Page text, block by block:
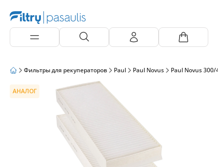
Фильтры для рекуператоров Paul Paul Novus Paul Novus 300/
АНАЛОГ